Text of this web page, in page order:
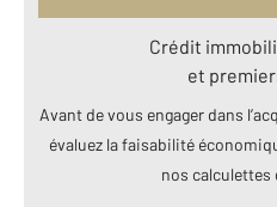
Crédit
et
Avant de vous engager dans
évaluez la faisabilité
nos